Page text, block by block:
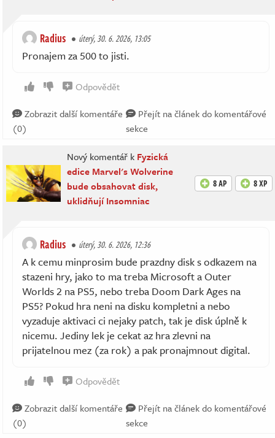
Radius úterý, 30. 6. 2026, 13:05
Pronajem za 500 to jisti.
Odpovědět
Zobrazit další komentáře
(0)
Přejít na článek do komentářové
sekce
Nový komentář k Fyzická
edice Marvel's Wolverine
bude obsahovat disk,
uklidňují Insomniac
8 AP 8 XP
Radius úterý, 30. 6. 2026, 12:36
A k cemu minprosim bude prazdny disk s odkazem na
stazeni hry, jako to ma treba Microsoft a Outer
Worlds 2 na PS5, nebo treba Doom Dark Ages na
PS5? Pokud hra neni na disku kompletni a nebo
vyzaduje aktivaci ci nejaky patch, tak je disk úplně k
nicemu. Jediny lek je cekat az hra zlevni na
prijatelnou mez (za rok) a pak pronajmnout digital.
Odpovědět
Zobrazit další komentáře
(0)
Přejít na článek do komentářové
sekce